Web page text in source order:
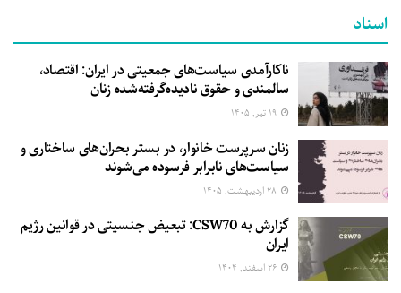
اسناد
ناکارآمدی سیاست‌های جمعیتی در ایران: اقتصاد،
سالمندی و حقوق نادیده‌گرفته‌شده زنان
زنان سرپرست خانوار، در بستر بحران‌های ساختاری و
سیاست‌های نابرابر فرسوده می‌شوند
گزارش به CSW70: تبعیض جنسیتی در قوانین رژیم
ایران